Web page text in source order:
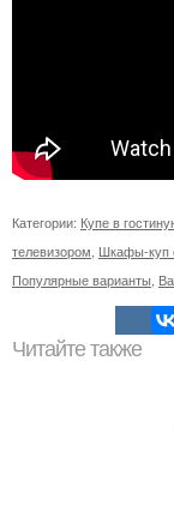
Категории: Купе в
телевизором Шкафы-куп
Популярные варианты
Читайте также